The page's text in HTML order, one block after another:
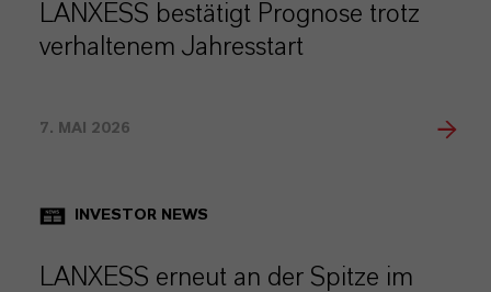
LANXESS bestätigt Prognose trotz
verhaltenem Jahresstart
7. MAI 2026
INVESTOR NEWS
LANXESS erneut an der Spitze im